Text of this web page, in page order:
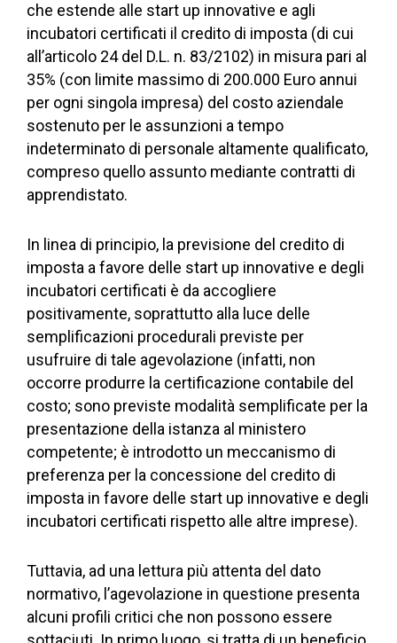
che estende alle start up innovative e agli
incubatori certificati il credito di imposta (di cui
all’articolo 24 del D.L. n. 83/2102) in misura pari al
35% (con limite massimo di 200.000 Euro annui
per ogni singola impresa) del costo aziendale
sostenuto per le assunzioni a tempo
indeterminato di personale altamente qualificato,
compreso quello assunto mediante contratti di
apprendistato.
In linea di principio, la previsione del credito di
imposta a favore delle start up innovative e degli
incubatori certificati è da accogliere
positivamente, soprattutto alla luce delle
semplificazioni procedurali previste per
usufruire di tale agevolazione (infatti, non
occorre produrre la certificazione contabile del
costo; sono previste modalità semplificate per la
presentazione della istanza al ministero
competente; è introdotto un meccanismo di
preferenza per la concessione del credito di
imposta in favore delle start up innovative e degli
incubatori certificati rispetto alle altre imprese).
Tuttavia, ad una lettura più attenta del dato
normativo, l’agevolazione in questione presenta
alcuni profili critici che non possono essere